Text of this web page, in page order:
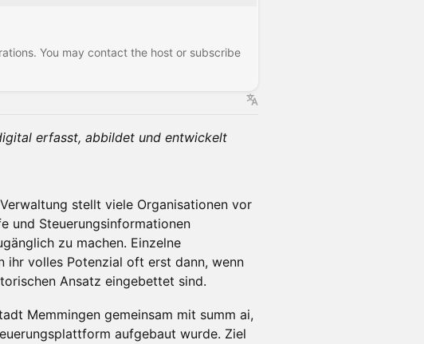
You may contact the host or subscribe
erfasst, abbildet und entwickelt
stellt viele Organisationen vor
und Steuerungsinformationen
zu machen. Einzelne
ihr volles Potenzial oft erst dann, wenn
Ansatz eingebettet sind.
Memmingen gemeinsam mit summ ai,
aufgebaut wurde. Ziel